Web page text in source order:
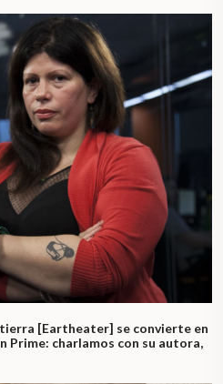
[Eartheater] se convierte en
Prime: charlamos con su autora,